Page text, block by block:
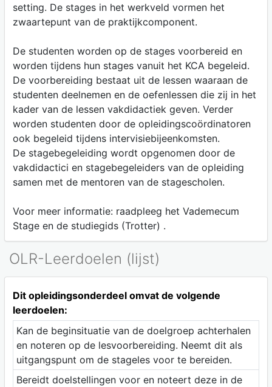
setting. De stages in het werkveld vormen het
zwaartepunt van de praktijkcomponent.
De studenten worden op de stages voorbereid en
worden tijdens hun stages vanuit het KCA begeleid.
De voorbereiding bestaat uit de lessen waaraan de
studenten deelnemen en de oefenlessen die zij in het
kader van de lessen vakdidactiek geven. Verder
worden studenten door de opleidingscoördinatoren
ook begeleid tijdens intervisiebijeenkomsten.
De stagebegeleiding wordt opgenomen door de
vakdidactici en stagebegeleiders van de opleiding
samen met de mentoren van de stagescholen.
Voor meer informatie: raadpleeg het Vademecum
Stage en de studiegids (Trotter) .
OLR-Leerdoelen (lijst)
Dit opleidingsonderdeel omvat de volgende
leerdoelen:
Kan de beginsituatie van de doelgroep achterhalen
en noteren op de lesvoorbereiding. Neemt dit als
uitgangspunt om de stageles voor te bereiden.
Bereidt doelstellingen voor en noteert deze in de